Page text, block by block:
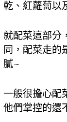
乾、紅蘿蔔以
就配菜這部分
同，配菜走的
膩~
一般很擔心配
他們掌控的還